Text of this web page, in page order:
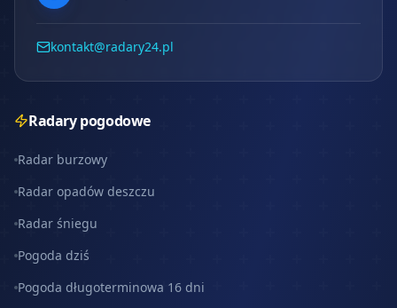
kontakt@radary24.pl
Radary pogodowe
Radar burzowy
Radar opadów deszczu
Radar śniegu
Pogoda dziś
Pogoda długoterminowa 16 dni